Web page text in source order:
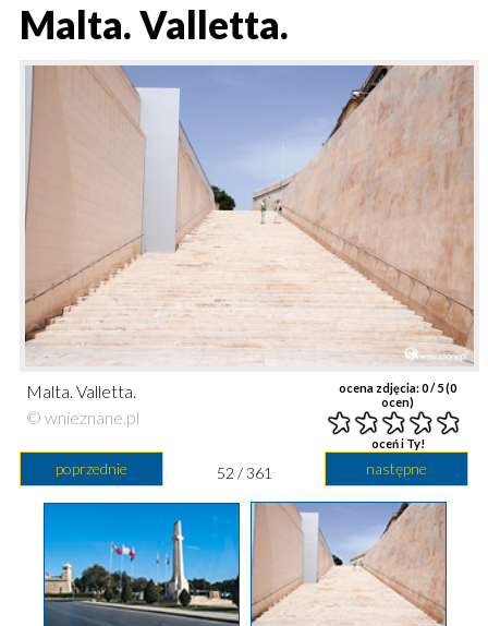
Malta. Valletta.
ocena zdjęcia:0/ 5 (0
ocen)
oceń i Ty!
Malta. Valletta.
© wnieznane.pl
poprzednie następne
52 / 361